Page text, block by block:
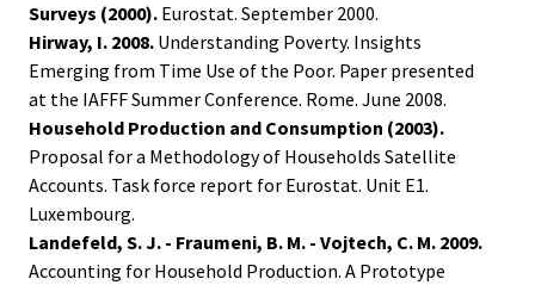
Surveys (2000). Eurostat. September 2000.
Hirway, I. 2008. Understanding Poverty. Insights
Emerging from Time Use of the Poor. Paper presented
at the IAFFF Summer Conference. Rome. June 2008.
Household Production and Consumption (2003).
Proposal for a Methodology of Households Satellite
Accounts. Task force report for Eurostat. Unit E1.
Luxembourg.
Landefeld, S. J. - Fraumeni, B. M. - Vojtech, C. M. 2009.
Accounting for Household Production. A Prototype